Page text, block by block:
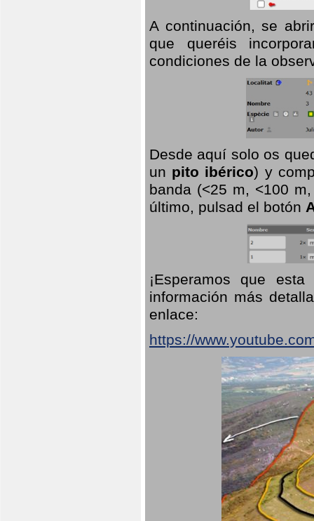
A continuación, se
que queréis
condiciones de la
Desde aquí solo os
un pito ibérico) y
banda (<25 m, <100
último, pulsad el botón
¡Esperamos que
información más
enlace:
https://